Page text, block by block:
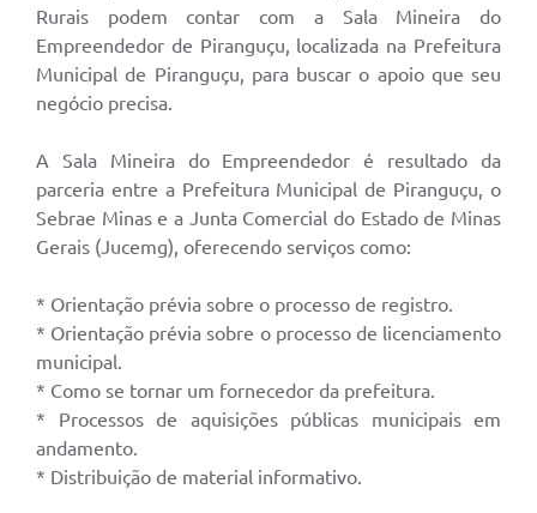
Rurais podem contar com a Sala Mineira do
Empreendedor de Piranguçu, localizada na Prefeitura
Municipal de Piranguçu, para buscar o apoio que seu
negócio precisa.
A Sala Mineira do Empreendedor é resultado da
parceria entre a Prefeitura Municipal de Piranguçu, o
Sebrae Minas e a Junta Comercial do Estado de Minas
Gerais (Jucemg), oferecendo serviços como:
* Orientação prévia sobre o processo de registro.
* Orientação prévia sobre o processo de licenciamento
municipal.
* Como se tornar um fornecedor da prefeitura.
* Processos de aquisições públicas municipais em
andamento.
* Distribuição de material informativo.